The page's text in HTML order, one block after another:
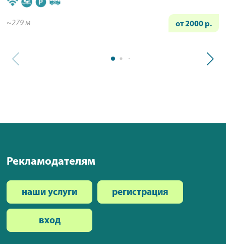
~279 м от 2000 р.
Рекламодателям
наши услуги регистрация
вход